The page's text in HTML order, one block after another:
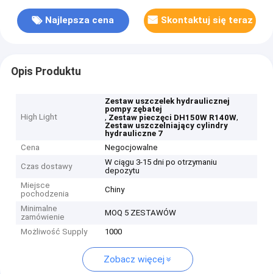
Najlepsza cena Skontaktuj się teraz
Opis Produktu
High Light
Zestaw uszczelek hydraulicznej
pompy zębatej
, Zestaw pieczęci DH150W R140W,
Zestaw uszczelniający cylindry
hydrauliczne 7
Cena
Negocjowalne
Czas dostawy
W ciągu 3-15 dni po otrzymaniu
depozytu
Miejsce
pochodzenia
Chiny
Minimalne
zamówienie
MOQ 5 ZESTAWÓW
Możliwość Supply 1000
Zobacz więcej